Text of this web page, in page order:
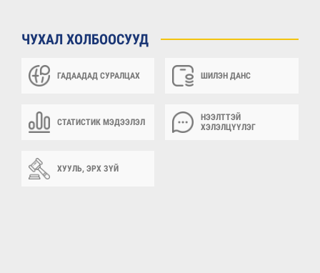
ЧУХАЛ ХОЛБООСУУД
ГАДААДАД СУРАЛЦАХ ШИЛЭН ДАНС
СТАТИСТИК МЭДЭЭЛЭЛ
НЭЭЛТТЭЙ
ХЭЛЭЛЦҮҮЛЭГ
ХУУЛЬ, ЭРХ ЗҮЙ